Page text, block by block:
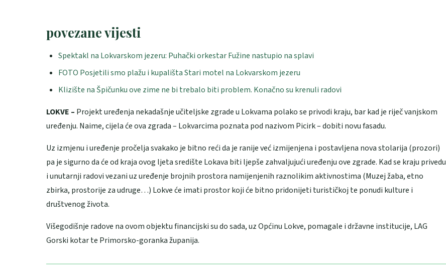
povezane vijesti
Spektakl na Lokvarskom jezeru: Puhački orkestar Fužine nastupio na splavi
FOTO Posjetili smo plažu i kupališta Stari motel na Lokvarskom jezeru
Klizište na Špičunku ove zime ne bi trebalo biti problem. Konačno su krenuli radovi
LOKVE – Projekt uređenja nekadašnje učiteljske zgrade u Lokvama polako se privodi kraju, bar kad je riječ vanjskom
uređenju. Naime, cijela će ova zgrada – Lokvarcima poznata pod nazivom Picirk – dobiti novu fasadu.
Uz izmjenu i uređenje pročelja svakako je bitno reći da je ranije već izmijenjena i postavljena nova stolarija (prozori)
pa je sigurno da će od kraja ovog ljeta središte Lokava biti ljepše zahvaljujući uređenju ove zgrade. Kad se kraju privedu
i unutarnji radovi vezani uz uređenje brojnih prostora namijenjenih raznolikim aktivnostima (Muzej žaba, etno
zbirka, prostorije za udruge…) Lokve će imati prostor koji će bitno pridonijeti turističkoj te ponudi kulture i
društvenog života.
Višegodišnje radove na ovom objektu financijski su do sada, uz Općinu Lokve, pomagale i državne institucije, LAG
Gorski kotar te Primorsko-goranka županija.